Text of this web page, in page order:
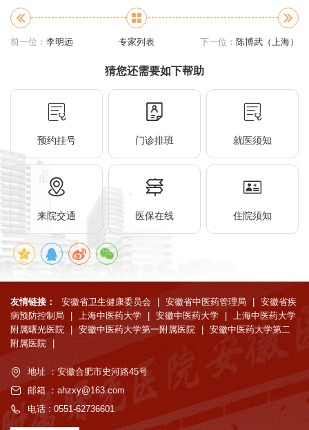
前一位： 李明远 专家列表 下一位： 陈博武（上海）
猜您还需要如下帮助
预约挂号 门诊排班 就医须知
来院交通 医保在线 住院须知
友情链接： 安徽省卫生健康委员会 安徽省中医药管理局
安徽省疾
病预防控制局
上海中医药大学 安徽中医药大学
上海中医药大学
附属曙光医院
安徽中医药大学第一附属医院
安徽中医药大学第二
附属医院
地址 ：安徽合肥市史河路45号
邮箱 ：ahzxy@163.com
电话 : 0551-62736601